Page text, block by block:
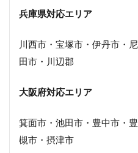
兵庫県対応エリア
川西市・宝塚市・伊丹市・
田市・川辺郡
大阪府対応エリア
箕面市・池田市・豊中市・
槻市・摂津市